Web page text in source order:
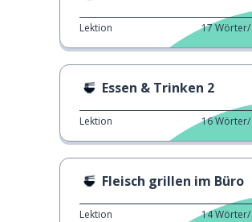
Lektion 17Wörter/
Essen & Trinken 2
Lektion 16Wörter/
Fleisch grillen im Büro
Lektion 14Wörter/